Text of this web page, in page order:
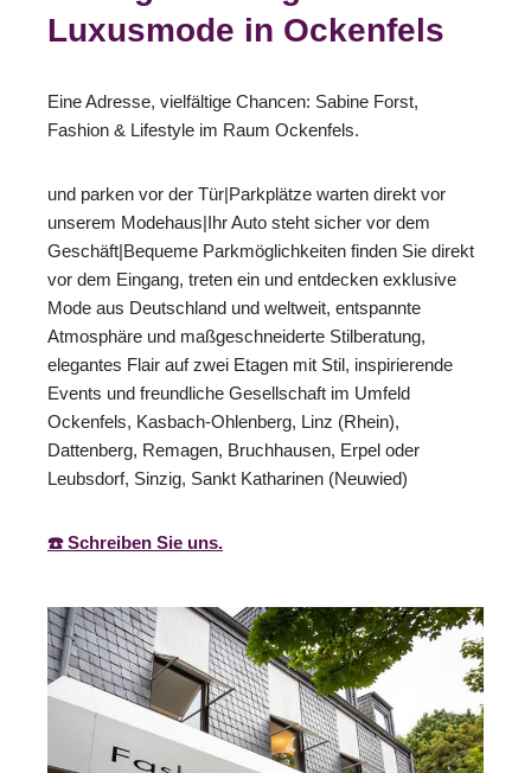
Luxusmode in Ockenfels
Eine Adresse, vielfältige Chancen: Sabine Forst,
Fashion & Lifestyle im Raum Ockenfels.
und parken vor der Tür|Parkplätze warten direkt vor
unserem Modehaus|Ihr Auto steht sicher vor dem
Geschäft|Bequeme Parkmöglichkeiten finden Sie direkt
vor dem Eingang, treten ein und entdecken exklusive
Mode aus Deutschland und weltweit, entspannte
Atmosphäre und maßgeschneiderte Stilberatung,
elegantes Flair auf zwei Etagen mit Stil, inspirierende
Events und freundliche Gesellschaft im Umfeld
Ockenfels, Kasbach-Ohlenberg, Linz (Rhein),
Dattenberg, Remagen, Bruchhausen, Erpel oder
Leubsdorf, Sinzig, Sankt Katharinen (Neuwied)
☎️ Schreiben Sie uns.